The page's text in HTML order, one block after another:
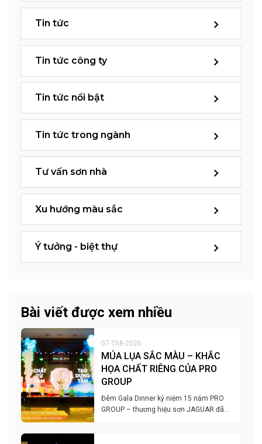
Tin tức
Tin tức công ty
Tin tức nổi bật
Tin tức trong ngành
Tư vấn sơn nhà
Xu hướng màu sắc
Ý tưởng - biệt thự
Bài viết được xem nhiều
07-Th8-2026
MÚA LỤA SẮC MÀU – KHẮC
HỌA CHẤT RIÊNG CỦA PRO
GROUP
Đêm Gala Dinner kỷ niệm 15 năm PRO
GROUP – thương hiệu sơn JAGUAR đã…